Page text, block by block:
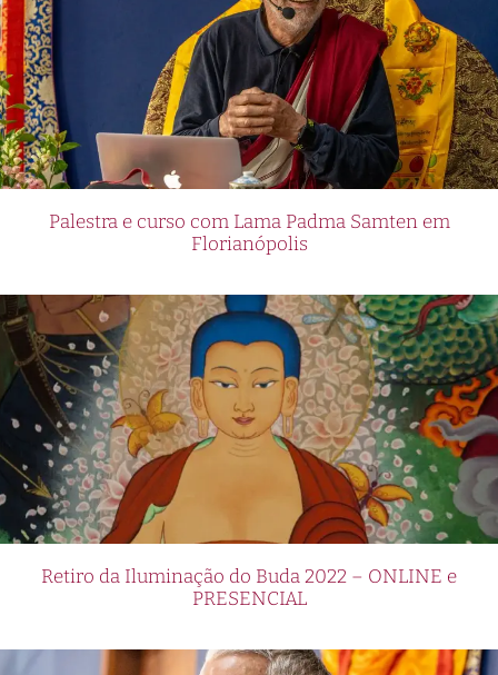
Palestra e curso com Lama Padma Samten em
Florianópolis
Retiro da Iluminação do Buda 2022 – ONLINE e
PRESENCIAL